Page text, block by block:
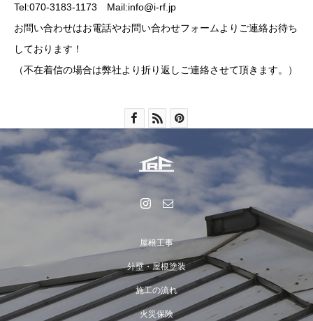
Tel:070-3183-1173 Mail:info@i-rf.jp
お問い合わせはお電話やお問い合わせフォームよりご連絡お待ち
しております！
（不在着信の場合は弊社より折り返しご連絡させて頂きます。）
屋根工事
外壁・屋根塗装
施工の流れ
火災保険